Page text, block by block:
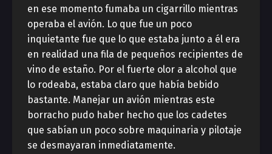
en ese momento fumaba un cigarrillo mientras
operaba el avión. Lo que fue un poco
inquietante fue que lo que estaba junto a él era
en realidad una fila de pequeños recipientes de
vino de estaño. Por el fuerte olor a alcohol que
lo rodeaba, estaba claro que había bebido
bastante. Manejar un avión mientras este
borracho pudo haber hecho que los cadetes
que sabían un poco sobre maquinaria y pilotaje
se desmayaran inmediatamente.